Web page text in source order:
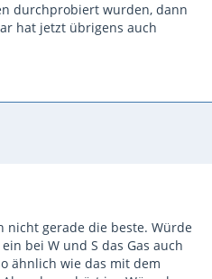
durchprobiert wurden, dann
hat jetzt übrigens auch
nicht gerade die beste. Würde
bei W und S das Gas auch
ähnlich wie das mit dem